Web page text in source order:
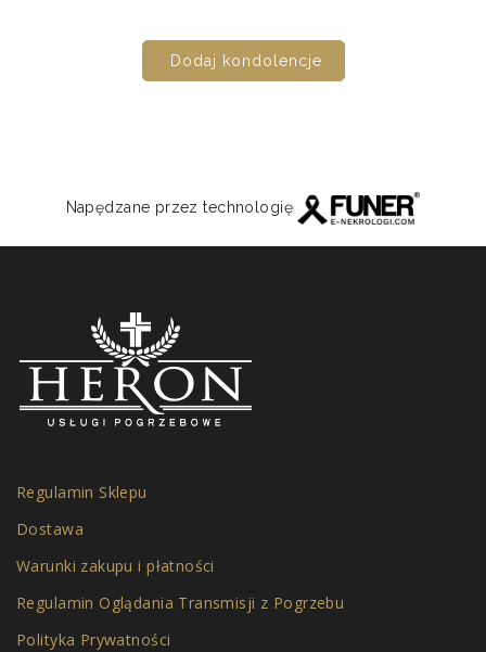
Dodaj kondolencje
Napędzane przez technologię
Regulamin Sklepu
Dostawa
Warunki zakupu i płatności
Regulamin Oglądania Transmisji z Pogrzebu
Polityka Prywatności